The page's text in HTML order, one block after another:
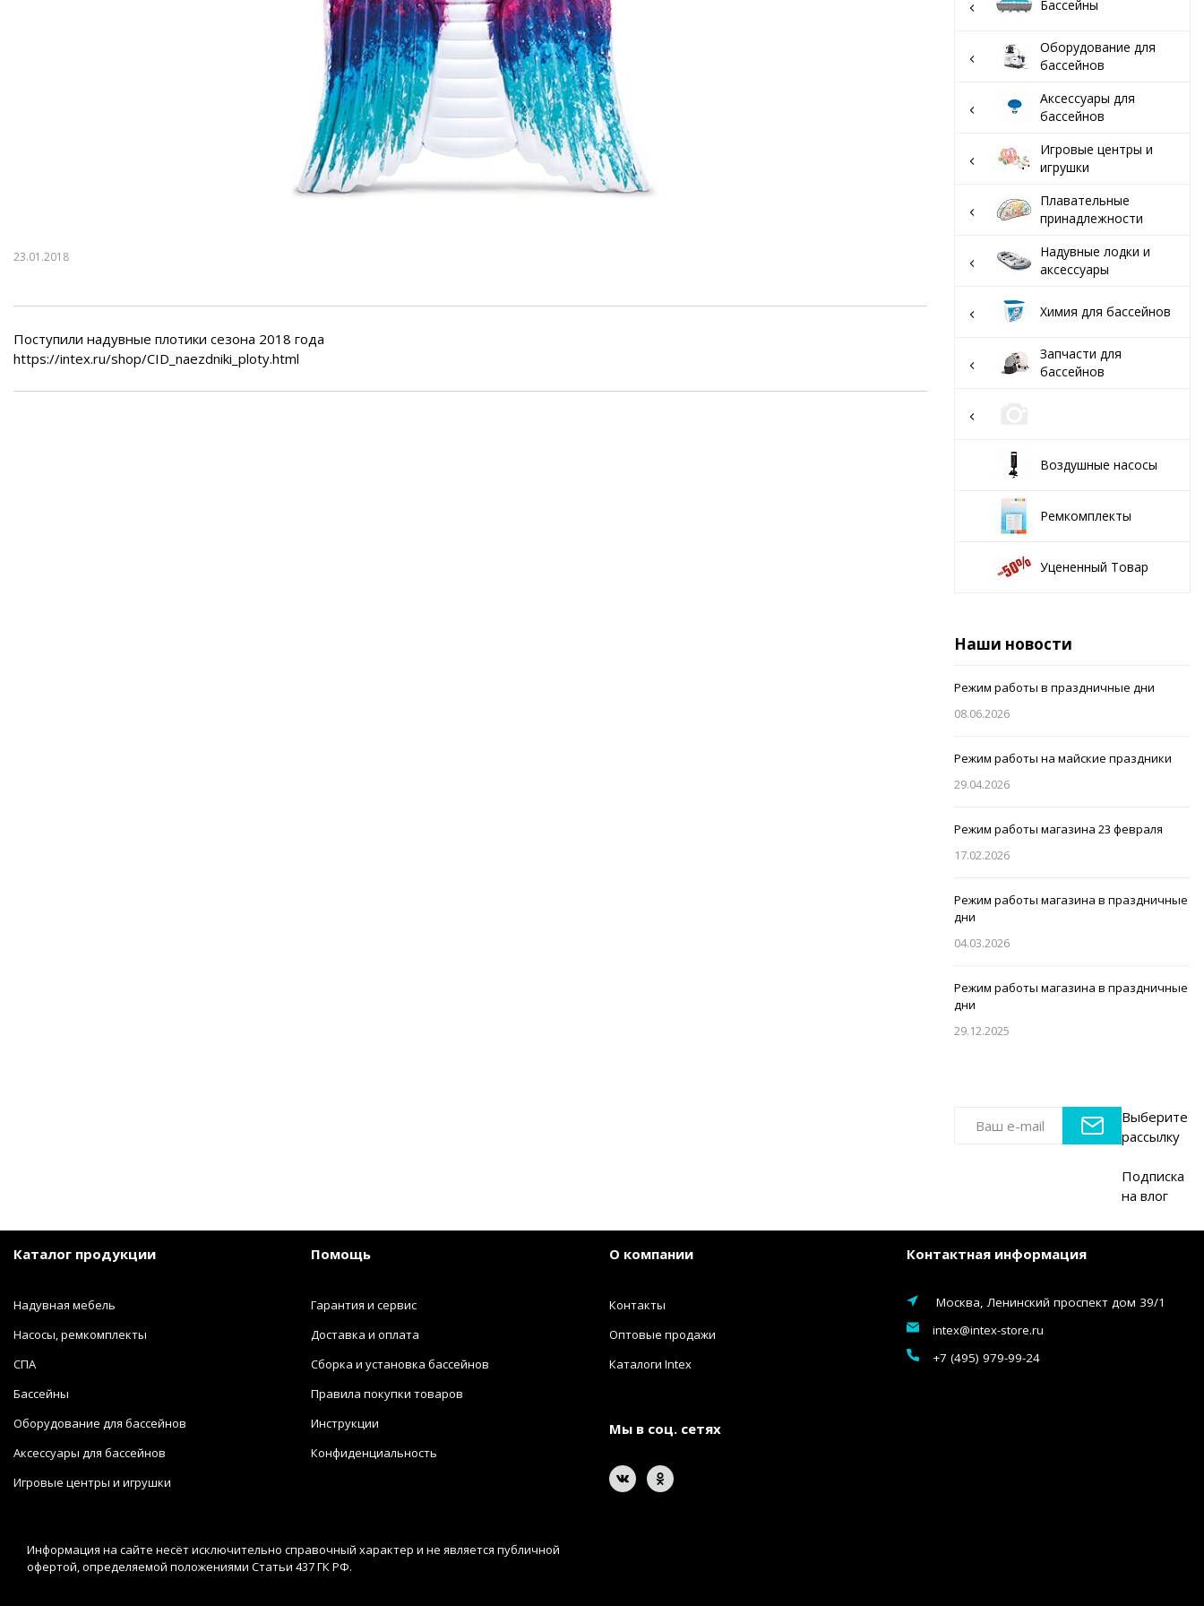
Бассейны
Оборудование для
бассейнов
Аксессуары для
бассейнов
Игровые центры и
игрушки
Плавательные
принадлежности
Надувные лодки и
аксессуары
Химия для бассейнов
Запчасти для
бассейнов
Воздушные насосы
Ремкомплекты
Уцененный Товар
Наши новости
Режим работы в праздничные дни
08.06.2026
Режим работы на майские праздники
29.04.2026
Режим работы магазина 23 февраля
17.02.2026
Режим работы магазина в праздничные
дни
04.03.2026
Режим работы магазина в праздничные
дни
29.12.2025
Выберите
рассылку
Подписка
на влог
23.01.2018
Поступили надувные плотики сезона 2018 года
https://intex.ru/shop/CID_naezdniki_ploty.html
Каталог продукции
Надувная мебель
Насосы, ремкомплекты
СПА
Бассейны
Оборудование для бассейнов
Аксессуары для бассейнов
Игровые центры и игрушки
Помощь
Гарантия и сервис
Доставка и оплата
Сборка и установка бассейнов
Правила покупки товаров
Инструкции
Конфиденциальность
О компании
Контакты
Оптовые продажи
Каталоги Intex
Мы в соц. сетях
Контактная информация
Москва, Ленинский проспект дом 39/1
intex@intex-store.ru
+7 (495) 979-99-24
Информация на сайте несёт исключительно справочный характер и не является публичной
офертой, определяемой положениями Статьи 437 ГК РФ.